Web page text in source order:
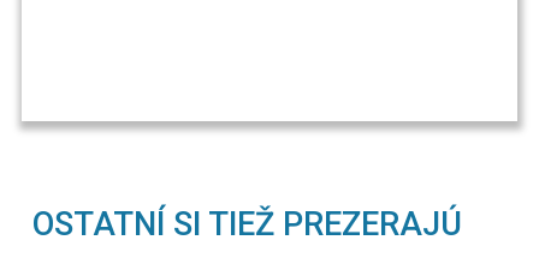
OSTATNÍ SI TIEŽ PREZERAJÚ